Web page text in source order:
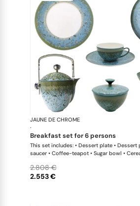
JAUNE DE CHROME
·
breakfast set for 6 persons
This set includes: • Dessert plate • Dessert
saucer • Coffee-teapot • Sugar bowl •
2.553 €
2.808 €